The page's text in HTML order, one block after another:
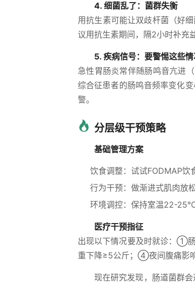
4. 细菌乱了：菌群失衡
用抗生素可能让双歧杆菌（好
议用抗生素期间，隔2小时补充
5. 疾病信号：要警惕这些
急性胃肠炎常伴随肠鸣音亢进
综合征患者的肠鸣音频率变化
警。
分层级干预策略
基础管理方案
饮食调整：试试FODMAP饮
行为干预：做渐进式肌肉放
环境调控：保持室温22-25℃
医疗干预指征
出现以下情况要及时就诊：①
重下降≥5公斤；④夜间腹痛影响
现在研究发现，肠道菌群